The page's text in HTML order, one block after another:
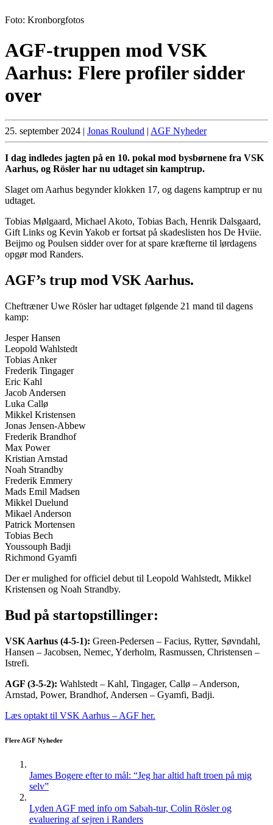
Foto: Kronborgfotos
AGF-truppen mod VSK
Aarhus: Flere profiler sidder
over
25. september 2024 | Jonas Roulund | AGF Nyheder
I dag indledes jagten på en 10. pokal mod bysbørnene fra VSK
Aarhus, og Rösler har nu udtaget sin kamptrup.
Slaget om Aarhus begynder klokken 17, og dagens kamptrup er nu
udtaget.
Tobias Mølgaard, Michael Akoto, Tobias Bach, Henrik Dalsgaard,
Gift Links og Kevin Yakob er fortsat på skadeslisten hos De Hviie.
Beijmo og Poulsen sidder over for at spare kræfterne til lørdagens
opgør mod Randers.
AGF’s trup mod VSK Aarhus.
Cheftræner Uwe Rösler har udtaget følgende 21 mand til dagens
kamp:
Jesper Hansen
Leopold Wahlstedt
Tobias Anker
Frederik Tingager
Eric Kahl
Jacob Andersen
Luka Callø
Mikkel Kristensen
Jonas Jensen-Abbew
Frederik Brandhof
Max Power
Kristian Arnstad
Noah Strandby
Frederik Emmery
Mads Emil Madsen
Mikkel Duelund
Mikael Anderson
Patrick Mortensen
Tobias Bech
Youssouph Badji
Richmond Gyamfi
Der er mulighed for officiel debut til Leopold Wahlstedt, Mikkel
Kristensen og Noah Strandby.
Bud på startopstillinger:
VSK Aarhus (4-5-1): Green-Pedersen – Facius, Rytter, Søvndahl,
Hansen – Jacobsen, Nemec, Yderholm, Rasmussen, Christensen –
Istrefi.
AGF (3-5-2): Wahlstedt – Kahl, Tingager, Callø – Anderson,
Arnstad, Power, Brandhof, Andersen – Gyamfi, Badji.
Læs optakt til VSK Aarhus – AGF her.
Flere AGF Nyheder
James Bogere efter to mål: “Jeg har altid haft troen på mig
selv”
Lyden AGF med info om Sabah-tur, Colin Rösler og
evaluering af sejren i Randers